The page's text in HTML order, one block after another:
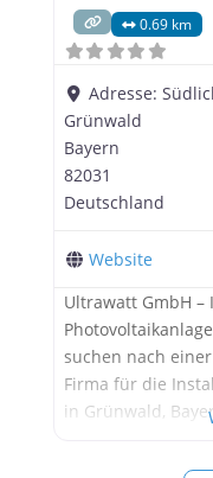
0.69 km
Adresse:
Grünwald
Bayern
82031
Deutschland
Website
Ultrawatt GmbH
suchen nach
Firma für die
in Grünwald,
der Südlichen